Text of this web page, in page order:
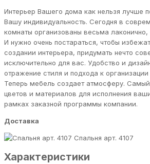
Интерьер Вашего дома как нельзя лучше
Вашу индивидуальность. Сегодня в
комнаты организованы весьма
И нужно очень постараться, чтобы
создании интерьера, придумать нечто
исключительно для вас. Удобство и
отражение стиля и подхода к
Теперь мебель создает атмосферу.
цветов и материалов для исполнения
рамках заказной программы компании.
Доставка
Спальня арт. 4107
Характеристики